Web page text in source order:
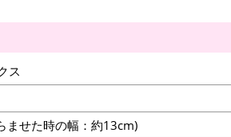
ス
ませた時の幅：約13cm)